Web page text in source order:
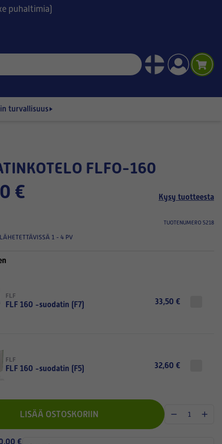
puhaltimia)
turvallisuus
FLFO-160
€ Kysy tuotteesta
TUOTENUMERO 5218
LÄHETETTÄVISSÄ 1 - 4 PV
FLF
FLF 160 -suodatin (F7) 33,50 €
FLF
FLF 160 -suodatin (F5) 32,60 €
LISÄÄ OSTOSKORIIN
€